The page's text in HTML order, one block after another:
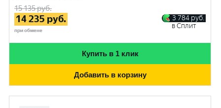
15 135руб.
14 235 руб.
при обмене
3 784 руб.
в Сплит
Купить в 1 клик
Добавить в корзину